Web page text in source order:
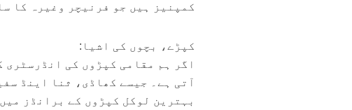
کمپنیز ہیں جو فرنیچر وغیرہ کا
کپڑے، بچوں کی اشیا:
اگر ہم مقامی کپڑوں کی انڈرسٹری
آتی ہے۔ جیسے کھاڈی، ثنا اینڈ
بہترین لوکل کپڑوں کے برانڈز